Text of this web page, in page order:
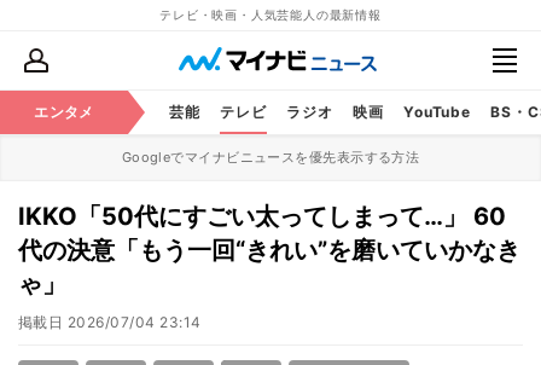
テレビ・映画・人気芸能人の最新情報
エンタメ 芸能 テレビ ラジオ 映画 YouTube BS・
Googleでマイナビニュースを優先表示する方法
IKKO「50代にすごい太ってしまって…」 60
代の決意「もう一回“きれい”を磨いていかなき
ゃ」
掲載日 2026/07/04 23:14